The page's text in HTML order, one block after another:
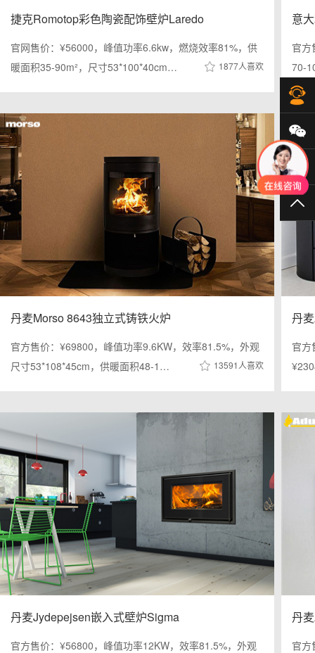
捷克Romotop彩色陶瓷配饰壁炉Laredo
官网售价：¥56000，峰值功率6.6kw，燃烧效率81%，供
暖面积35-90m²，尺寸53*100*40cm…
1877人喜欢
意
官方
70-
丹麦Morso 8643独立式铸铁火炉
官方售价：¥69800，峰值功率9.6KW，效率81.5%，外观
尺寸53*108*45cm，供暖面积48-1…
13591人喜欢
丹
官
丹麦Jydepejsen嵌入式壁炉Sigma
官方售价：¥56800，峰值功率12KW，效率81.5%，外观
丹
官方
在
微